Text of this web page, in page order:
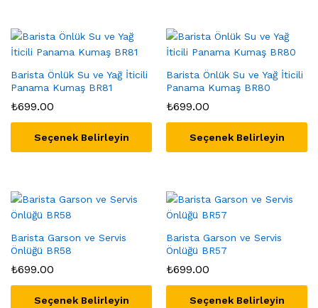
Barista Önlük Su ve Yağ İticili
Panama Kumaş BR81
₺699.00
Seçenek Belirleyin
Barista Önlük Su ve Yağ İticili
Panama Kumaş BR80
₺699.00
Seçenek Belirleyin
Barista Garson ve Servis
Önlüğü BR58
₺699.00
Seçenek Belirleyin
Barista Garson ve Servis
Önlüğü BR57
₺699.00
Seçenek Belirleyin